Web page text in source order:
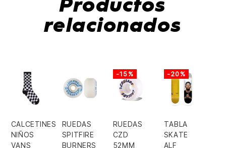
Productos
relacionados
CALCETINES
NIÑOS
VANS
RUEDAS
SPITFIRE
BURNERS
RUEDAS
CZD
52MM
-15%
TABLA
SKATE
ALF
-20%